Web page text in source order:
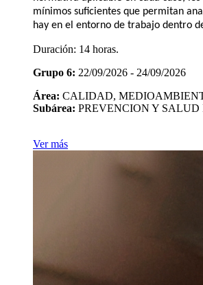
mínimos suficientes que permitan
hay en el entorno de trabajo dentro
Duración: 14 horas.
Grupo 6: 22/09/2026 - 24/09/2026
Área: CALIDAD,
Subárea: PREVENCION Y
Ver más